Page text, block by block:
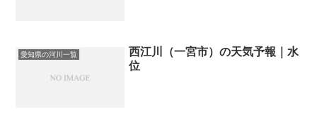
愛知県の河川一覧
西江川（一宮市）の天気予報｜水
位